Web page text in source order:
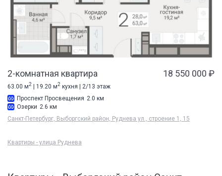
2-комнатная квартира 18 550 000 ₽
63.00 м2 | 19.20 м2 кухня | 2/13 этаж
Проспект Просвещения 2.0 км
Озерки 2.6 км
Санкт-Петербург, Выборгский район, Руднева ул., строение 1, 15
Квартиры - улица Руднева